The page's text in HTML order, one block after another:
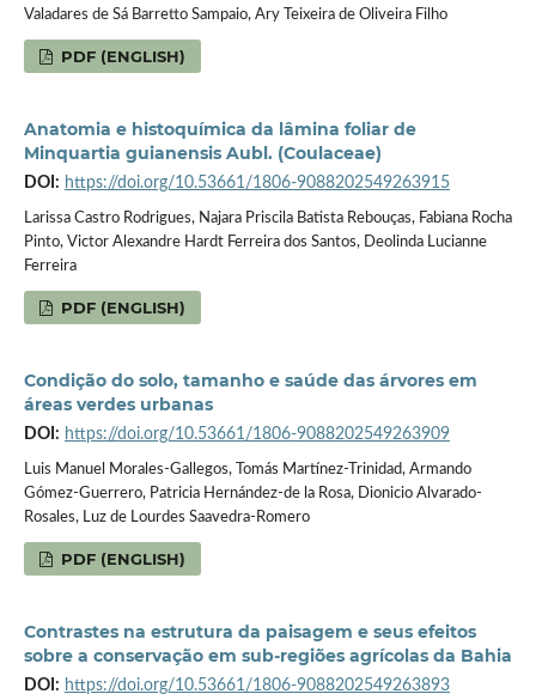
Valadares de Sá Barretto Sampaio, Ary Teixeira de Oliveira Filho
PDF (ENGLISH)
Anatomia e histoquímica da lâmina foliar de
Minquartia guianensis Aubl. (Coulaceae)
DOI: https://doi.org/10.53661/1806-9088202549263915
Larissa Castro Rodrigues, Najara Priscila Batista Rebouças, Fabiana Rocha
Pinto, Victor Alexandre Hardt Ferreira dos Santos, Deolinda Lucianne
Ferreira
PDF (ENGLISH)
Condição do solo, tamanho e saúde das árvores em
áreas verdes urbanas
DOI: https://doi.org/10.53661/1806-9088202549263909
Luis Manuel Morales-Gallegos, Tomás Martínez-Trinidad, Armando
Gómez-Guerrero, Patricia Hernández-de la Rosa, Dionicio Alvarado-
Rosales, Luz de Lourdes Saavedra-Romero
PDF (ENGLISH)
Contrastes na estrutura da paisagem e seus efeitos
sobre a conservação em sub-regiões agrícolas da Bahia
DOI: https://doi.org/10.53661/1806-9088202549263893